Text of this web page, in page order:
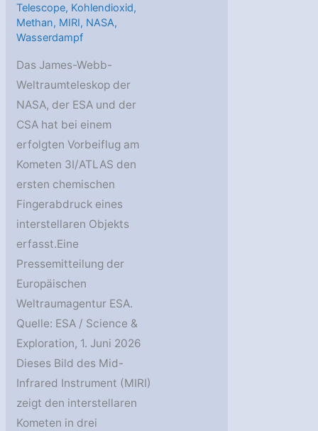
Telescope, Kohlendioxid,
Methan, MIRI, NASA,
Wasserdampf
Das James-Webb-
Weltraumteleskop der
NASA, der ESA und der
CSA hat bei einem
erfolgten Vorbeiflug am
Kometen 3I/ATLAS den
ersten chemischen
Fingerabdruck eines
interstellaren Objekts
erfasst.Eine
Pressemitteilung der
Europäischen
Weltraumagentur ESA.
Quelle: ESA / Science &
Exploration, 1. Juni 2026
Dieses Bild des Mid-
Infrared Instrument (MIRI)
zeigt den interstellaren
Kometen in drei